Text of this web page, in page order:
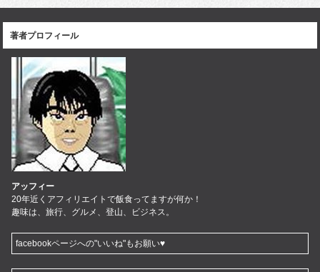
著者プロフィール
アッフィー
20年近くアフィリエイトで飯食ってますが何か！
趣味は、旅行、グルメ、登山、ビジネス。
facebookページへの"いいね"もお願い♥